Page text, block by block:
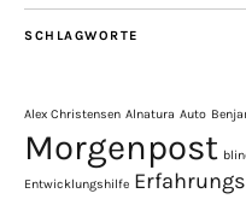
SCHLAGWORTE
Alex Christensen Alnatura Auto
Morgenpost
Entwicklungshilfe